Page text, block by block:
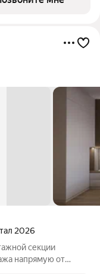
2026
секции
напрямую от